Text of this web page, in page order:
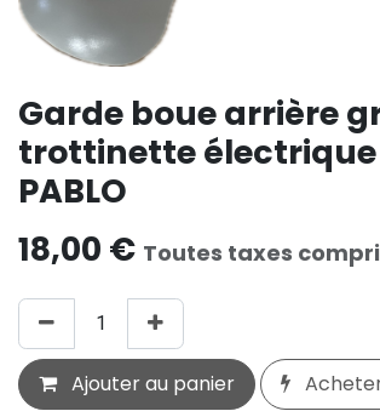
Garde boue arrière
trottinette
PABLO
18,00 € Toutes taxes
Ajouter au panier